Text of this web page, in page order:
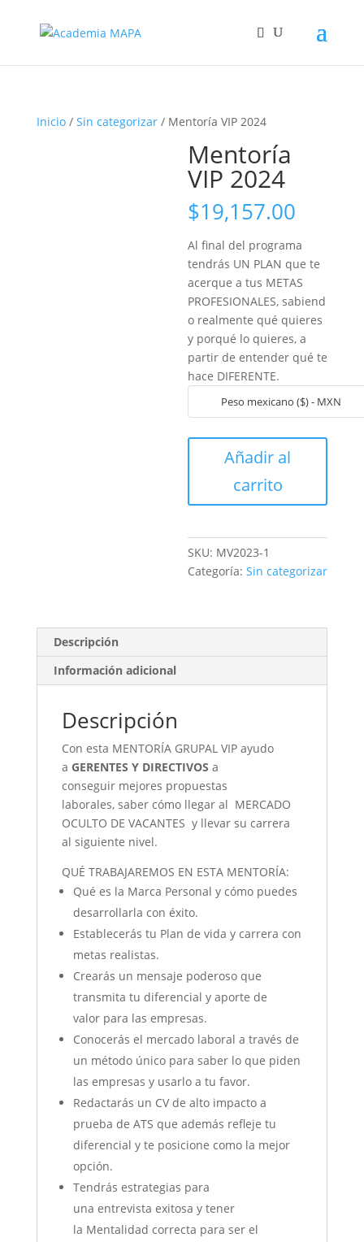
Inicio/ Sin categorizar/ Mentoría VIP 2024
Mentoría
VIP 2024
$19,157.00
Al final del programa
tendrás UN PLAN que te
acerque a tus METAS
PROFESIONALES, sabiend
o realmentequé quieres
y porqué lo quieres,a
partir de entender qué te
hace DIFERENTE.
Peso mexicano ($) - MXN
cantidad
Añadir al
carrito
SKU: MV2023-1
Categoría:Sin categorizar
Descripción
Información adicional
Descripción
Con esta MENTORÍA GRUPAL VIP ayudo
a GERENTES Y DIRECTIVOS a
conseguir mejores propuestas
laborales, saber cómo llegar al MERCADO
OCULTO DE VACANTES y llevar su carrera
al siguiente nivel.
QUÉ TRABAJAREMOS EN ESTA MENTORÍA:
Qué es la Marca Personal y cómo puedes
desarrollarla con éxito.
Establecerás tu Plan de vida y carrera con
metas realistas.
Crearás un mensaje poderoso que
transmita tu diferencial y aporte de
valor para las empresas.
Conocerás el mercado laboral a través de
un método único para saber lo que piden
las empresas y usarlo a tu favor.
Redactarás un CV de alto impacto a
prueba de ATS que además refleje tu
diferencial y te posicione como la mejor
opción.
Tendrás estrategias para
una entrevista exitosa y tener
la Mentalidad correcta para ser el